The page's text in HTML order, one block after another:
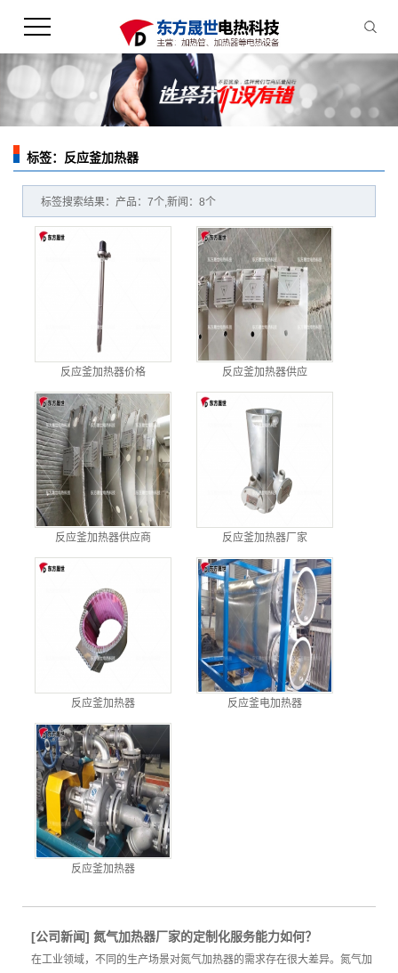
标签：反应釜加热器
您的当前位置：首 页>> 标签搜索
标签搜索结果：产品：7个,新闻：8个
反应釜加热器价格 反应釜加热器供应
反应釜加热器供应商 反应釜加热器厂家
反应釜加热器 反应釜电加热器
反应釜加热器
[公司新闻] 氮气加热器厂家的定制化服务能力如何？
在工业领域，不同的生产场景对氮气加热器的需求存在很大差异。氮气加